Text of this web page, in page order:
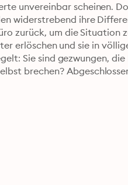
unvereinbar scheinen.
widerstrebend ihre
zurück, um die Situation
erlöschen und sie in
Sie sind gezwungen,
brechen?